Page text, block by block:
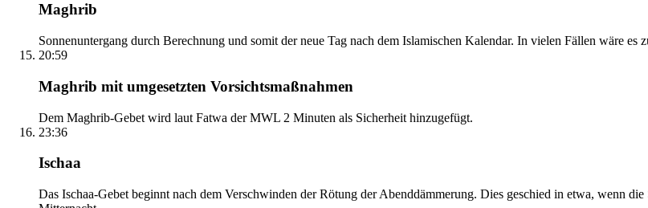
Maghrib
Sonnenuntergang durch Berechnung und somit der neue Tag nach dem Islamischen Kalendar. In vielen Fällen wäre es
20:59
Maghrib mit umgesetzten Vorsichtsmaßnahmen
Dem Maghrib-Gebet wird laut Fatwa der MWL 2 Minuten als Sicherheit hinzugefügt.
23:36
Ischaa
Das Ischaa-Gebet beginnt nach dem Verschwinden der Rötung der Abenddämmerung. Dies geschied in etwa, wenn